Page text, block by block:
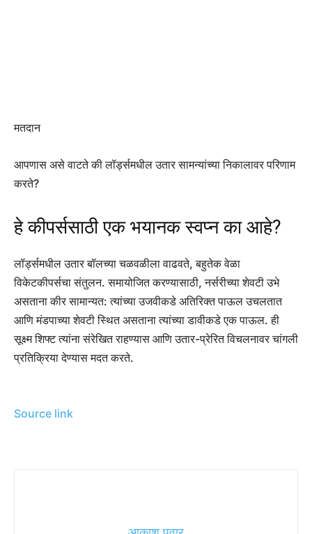
मतदान
आपणास असे वाटते की लॉर्ड्समधील उतार सामन्यांच्या निकालावर परिणाम
करते?
हे कीपर्ससाठी एक भयानक स्वप्न का आहे?
लॉर्ड्समधील उतार बॉलच्या चळवळीला वाढवते, बहुतेक वेळा
विकेटकीपर्सचा संतुलन. समायोजित करण्यासाठी, नर्सरीच्या शेवटी उभे
असताना कीर सामान्यत: त्यांच्या उजवीकडे अतिरिक्त पाऊल उचलतात
आणि मंडपाच्या शेवटी स्थित असताना त्यांच्या डावीकडे एक पाऊल. ही
सूक्ष्म शिफ्ट त्यांना संरेखित राहण्यास आणि उतार-प्रेरित विचलनावर चांगली
प्रतिक्रिया देण्यास मदत करते.
Source link